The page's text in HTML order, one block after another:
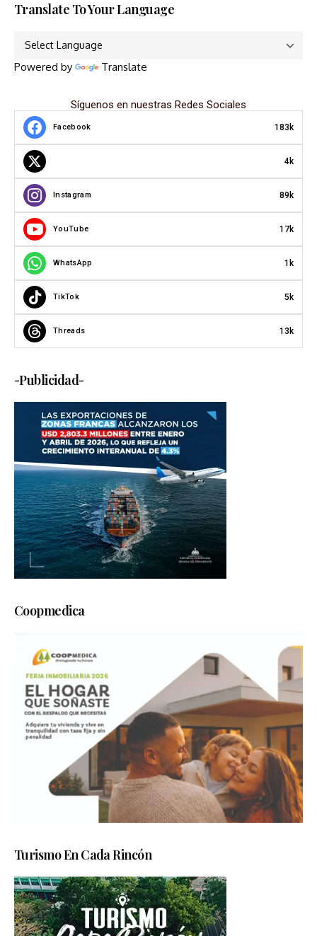
Translate To Your Language
Powered by Translate
Síguenos en nuestras Redes Sociales
Facebook 183k
4k
Instagram 89k
YouTube 17k
WhatsApp 1k
TikTok 5k
Threads 13k
-Publicidad-
Coopmedica
Turismo En Cada Rincón